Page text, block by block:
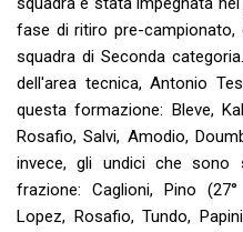
fase di ritiro pre-campionato,
squadra di Seconda
dell'area tecnica, Antonio
questa formazione: Bleve,
Rosafio, Salvi, Amodio,
invece, gli undici che sono
frazione: Caglioni, Pino
Lopez, Rosafio, Tundo,